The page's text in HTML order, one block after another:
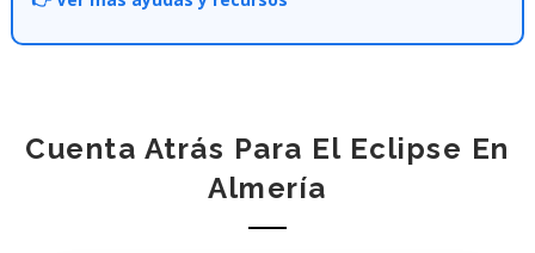
Cuenta Atrás Para El Eclipse En
Almería